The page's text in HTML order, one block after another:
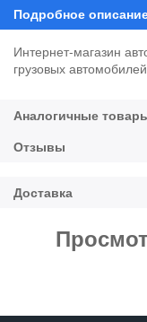
Интернет-магазин
грузовых